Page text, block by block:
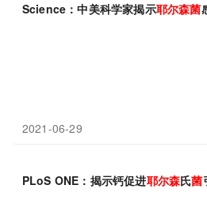
Science：中美科学家揭示耶尔森菌
2021-06-29
PLoS ONE：揭示钙促进耶尔森氏菌